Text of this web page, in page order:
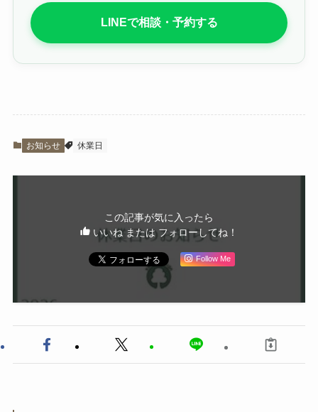
LINEで相談・予約する
お知らせ 休業日
この記事が気に入ったら
いいね または フォローしてね！
Follow Me